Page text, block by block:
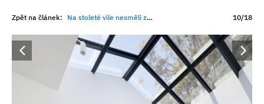
Zpět na článek: Na stoleté vile nesměli změnit fasádu. Zato uvnitř vznikl levitující most i kožená podlaha 10/18